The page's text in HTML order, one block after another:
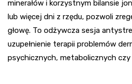
minerałów i korzystnym bilansie
lub więcej dni z rzędu, pozwoli
głowę. To odżywcza sesja
uzupełnienie terapii problemów
psychicznych, metabolicznych